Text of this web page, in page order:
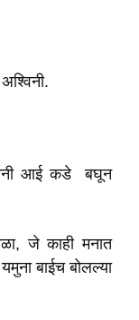
आई कडे बघून
जे काही मनात
बाईच बोलल्या